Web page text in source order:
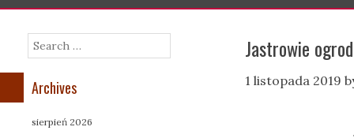
Jastrowie
1 listopada 2019
Search
Archives
sierpień 2026